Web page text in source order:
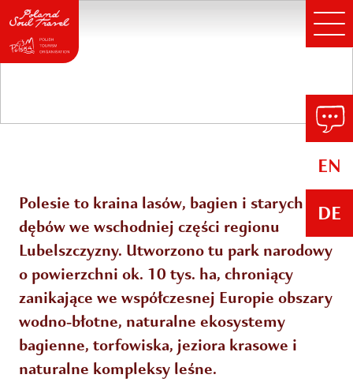
EN
DE
Polesie to kraina lasów, bagien i starych
dębów we wschodniej części regionu
Lubelszczyzny. Utworzono tu park narodowy
o powierzchni ok. 10 tys. ha, chroniący
zanikające we współczesnej Europie obszary
wodno-błotne, naturalne ekosystemy
bagienne, torfowiska, jeziora krasowe i
naturalne kompleksy leśne.